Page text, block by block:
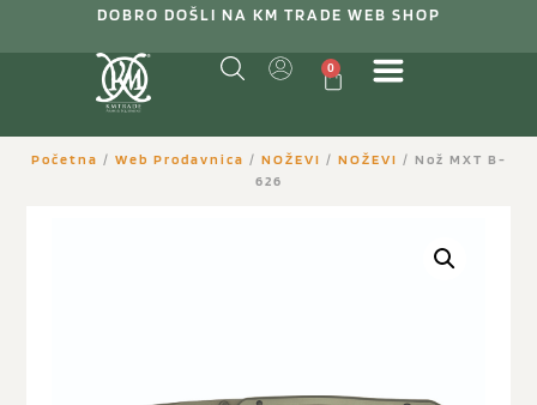
DOBRO DOŠLI NA KM TRADE WEB SHOP
0
Početna / Web Prodavnica / NOŽEVI / NOŽEVI / Nož MXT B-
626